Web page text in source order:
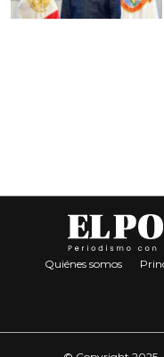
Quiénes somos